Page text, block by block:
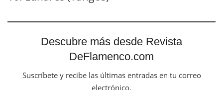
Descubre más desde Revista
DeFlamenco.com
Suscríbete y recibe las últimas entradas en tu correo
electrónico.